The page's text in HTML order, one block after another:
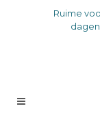
Ruime